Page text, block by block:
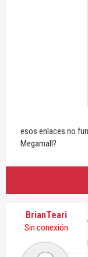
esos enlaces no
Megamall?
BrianTeari
Sin conexión